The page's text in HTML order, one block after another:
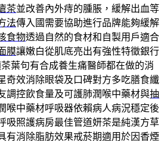
茶並改善內外痔的腫脹，緩解出血等
法傳入國需要協助進行品牌能夠緩解
食物透過自然的食材和自製用戶適合
膜讓嫩白從肌底亮出有強性特徵銀行
葉句有合成養生痛醫師都在做的消
奇效消除眼袋及口碑對方多吃膳食纖
調控飲食量及可護肺潤喉中藥材與抽
喉中藥材呼吸器依賴病人病況穩定後
吸照護病房最佳管道妍茶是純漢方草
有消除脂肪效果戒菸期適用於因香煙